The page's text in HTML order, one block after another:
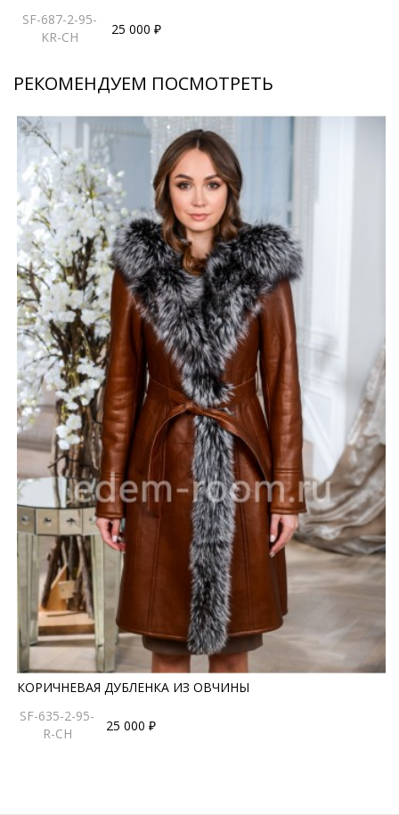
SF-687-2-95-
KR-CH
25 000 ₽
РЕКОМЕНДУЕМ ПОСМОТРЕТЬ
КОРИЧНЕВАЯ ДУБЛЕНКА ИЗ ОВЧИНЫ
SF-635-2-95-
R-CH
25 000 ₽